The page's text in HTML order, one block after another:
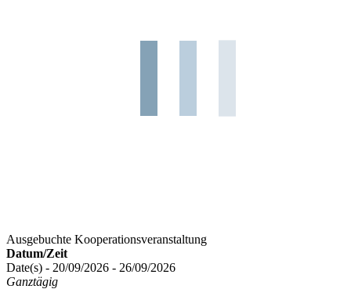
Ausgebuchte Kooperationsveranstaltung
Datum/Zeit
Date(s) - 20/09/2026 - 26/09/2026
Ganztägig